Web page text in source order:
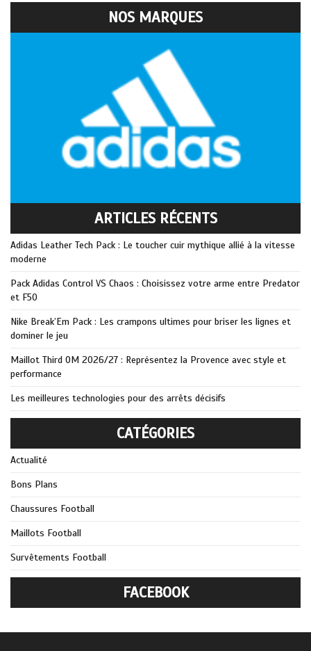
NOS MARQUES
ARTICLES RÉCENTS
Adidas Leather Tech Pack : Le toucher cuir mythique allié à la vitesse
moderne
Pack Adidas Control VS Chaos : Choisissez votre arme entre Predator
et F50
Nike Break’Em Pack : Les crampons ultimes pour briser les lignes et
dominer le jeu
Maillot Third OM 2026/27 : Représentez la Provence avec style et
performance
Les meilleures technologies pour des arrêts décisifs
CATÉGORIES
Actualité
Bons Plans
Chaussures Football
Maillots Football
Survêtements Football
FACEBOOK